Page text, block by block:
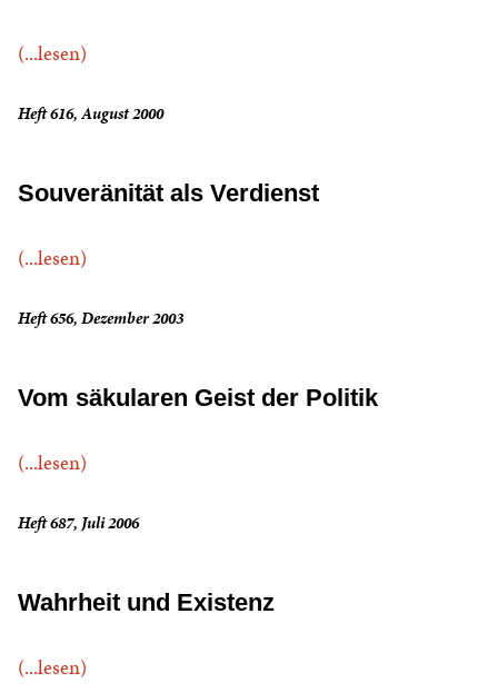
(...lesen)
Heft 616, August 2000
Souveränität als Verdienst
(...lesen)
Heft 656, Dezember 2003
Vom säkularen Geist der Politik
(...lesen)
Heft 687, Juli 2006
Wahrheit und Existenz
(...lesen)